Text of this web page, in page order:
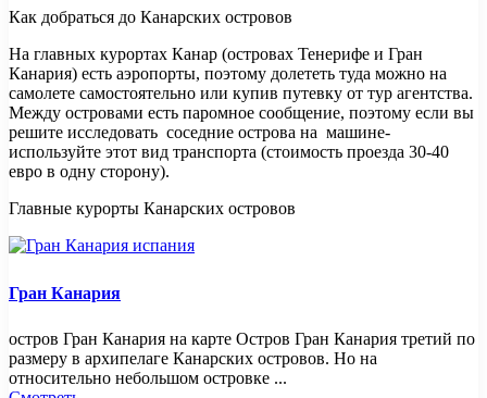
Как добраться до Канарских островов
На главных курортах Канар (островах Тенерифе и Гран
Канария) есть аэропорты, поэтому долететь туда можно на
самолете самостоятельно или купив путевку от тур агентства.
Между островами есть паромное сообщение, поэтому если вы
решите исследовать соседние острова на машине-
используйте этот вид транспорта (стоимость проезда 30-40
евро в одну сторону).
Главные курорты Канарских островов
Гран Канария
остров Гран Канария на карте Остров Гран Канария третий по
размеру в архипелаге Канарских островов. Но на
относительно небольшом островке ...